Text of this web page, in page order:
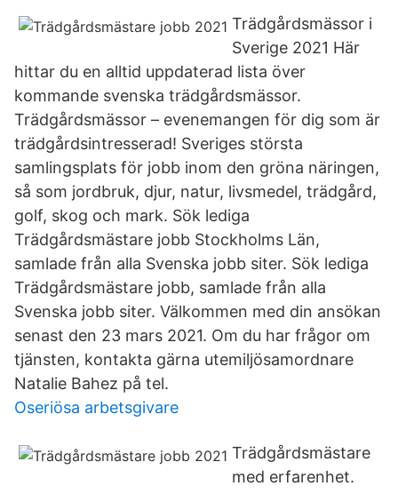
Trädgårdsmässor i
Sverige 2021 Här
hittar du en alltid uppdaterad lista över
kommande svenska trädgårdsmässor.
Trädgårdsmässor – evenemangen för dig som är
trädgårdsintresserad! Sveriges största
samlingsplats för jobb inom den gröna näringen,
så som jordbruk, djur, natur, livsmedel, trädgård,
golf, skog och mark. Sök lediga
Trädgårdsmästare jobb Stockholms Län,
samlade från alla Svenska jobb siter. Sök lediga
Trädgårdsmästare jobb, samlade från alla
Svenska jobb siter. Välkommen med din ansökan
senast den 23 mars 2021. Om du har frågor om
tjänsten, kontakta gärna utemiljösamordnare
Natalie Bahez på tel.
Oseriösa arbetsgivare
Trädgårdsmästare
med erfarenhet.